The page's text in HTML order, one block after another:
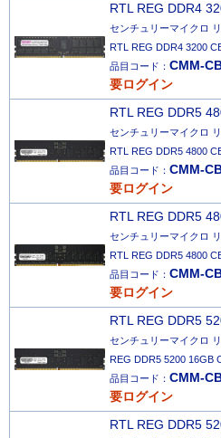
RTL REG DDR4
センチュリーマイクロ
RTL REG DDR4 3200
品目コード： CMM-
要ログイン
RTL REG DDR5
センチュリーマイクロ
RTL REG DDR5 4800
品目コード： CMM-
要ログイン
RTL REG DDR5
センチュリーマイクロ
RTL REG DDR5 4800
品目コード： CMM-
要ログイン
RTL REG DDR5
センチュリーマイクロ
REG DDR5 5200 16GB
品目コード： CMM-
要ログイン
RTL REG DDR5